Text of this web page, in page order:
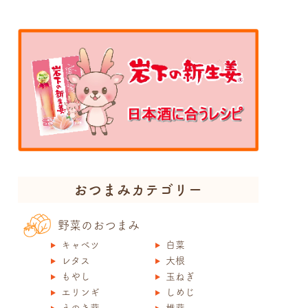
おつまみカテゴリー
野菜のおつまみ
キャベツ
白菜
レタス
大根
もやし
玉ねぎ
エリンギ
しめじ